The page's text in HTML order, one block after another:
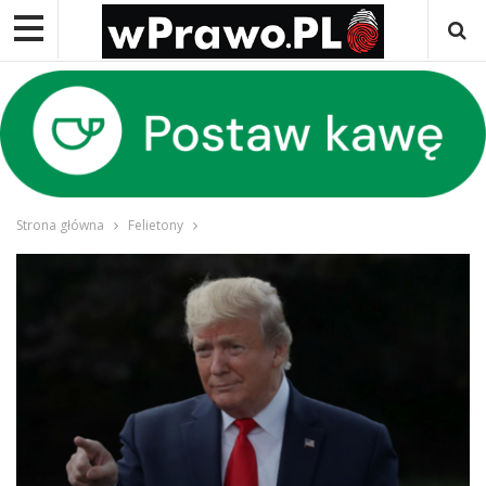
Strona główna Felietony